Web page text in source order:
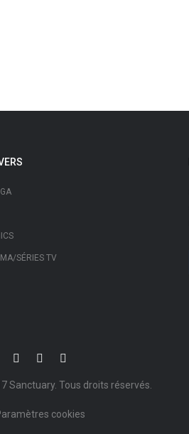
SÉRIES TV
Sanctuary. Tous droits réservés.
cookies